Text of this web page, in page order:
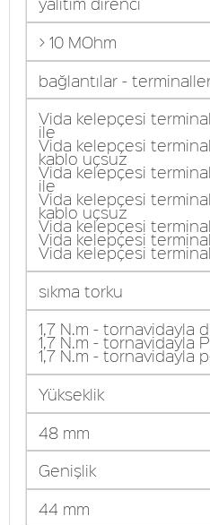
> 10 MOhm
bağlantılar -
Vida kelepçesi
ile
Vida kelepçesi
kablo uçsuz
Vida kelepçesi
ile
Vida kelepçesi
kablo uçsuz
Vida kelepçesi
Vida kelepçesi
Vida kelepçesi
sıkma torku
1,7 N.m - tornavidayla
1,7 N.m - tornavidayla
1,7 N.m - tornavidayla
Yükseklik
48 mm
Genişlik
44 mm